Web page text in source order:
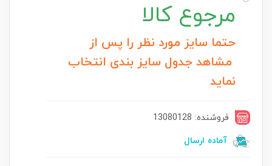
مرجوع کالا
حتما سایز مورد نظر را پس از
مشاهد جدول سایز بندی انتخاب
نماید
فروشنده: 13080128
آماده ارسال